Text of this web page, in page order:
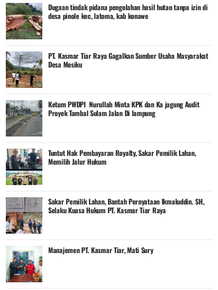
Dugaan tindak pidana pengolahan hasil hutan tanpa izin di
desa pinole kec, latoma, kab konawe
PT. Kasmar Tiar Raya Gagalkan Sumber Usaha Masyarakat
Desa Mosiku
Ketum PWDPI Nurullah Minta KPK dan Ka jagung Audit
Proyek Tambal Sulam Jalan Di lampung
Tuntut Hak Pembayaran Royalty, Sakar Pemilik Lahan,
Memilih Jalur Hukum
Sakar Pemilik Lahan, Bantah Pernyataan Ikmaluddin. SH,
Selaku Kuasa Hukum PT. Kasmar Tiar Raya
Manajemen PT. Kasmar Tiar, Mati Sury